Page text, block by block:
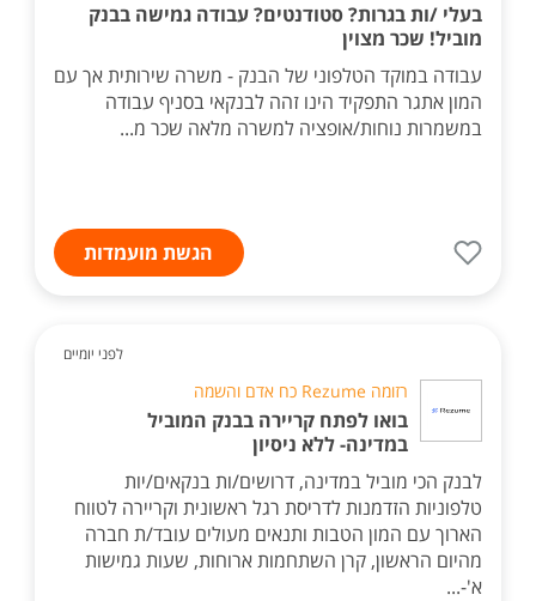
בעלי /ות בגרות? סטודנטים? עבודה גמישה בבנק
מוביל! שכר מצוין
עבודה במוקד הטלפוני של הבנק - משרה שירותית אך עם
המון אתגר התפקיד הינו זהה לבנקאי בסניף עבודה
במשמרות נוחות/אופציה למשרה מלאה שכר מ...
הגשת מועמדות
לפני יומיים
רזומה Rezume כח אדם והשמה
בואו לפתח קריירה בבנק המוביל
במדינה- ללא ניסיון
לבנק הכי מוביל במדינה, דרושים/ות בנקאים/יות
טלפוניות הזדמנות לדריסת רגל ראשונית וקריירה לטווח
הארוך עם המון הטבות ותנאים מעולים עובד/ת חברה
מהיום הראשון, קרן השתחמות ארוחות, שעות גמישות
א'-...